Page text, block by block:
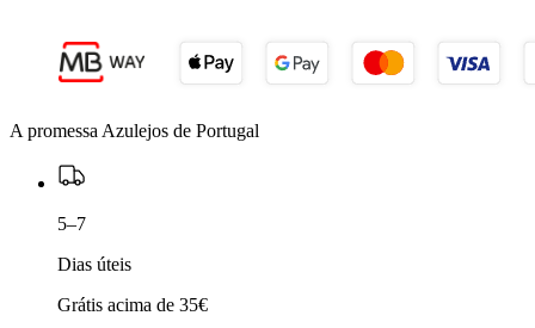
A promessa Azulejos de Portugal
5–7
Dias úteis
Grátis acima de 35€